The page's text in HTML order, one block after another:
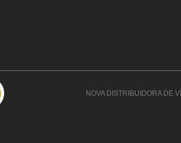
NOVA DISTRIBUIDORA DE